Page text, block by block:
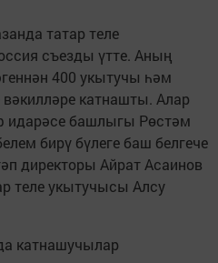
татар теле
съезды үтте. Аның
400 укытучы һәм
катнашты. Алар
идарәсе башлыгы Рөстәм
бирү бүлеге баш белгече
директоры Айрат Асаинов
теле укытучысы Алсу
катнашучылар